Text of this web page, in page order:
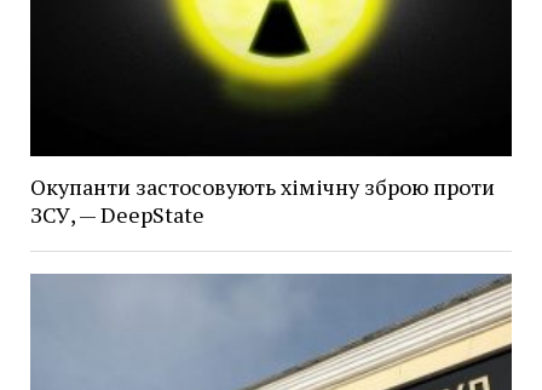
Окупанти застосовують хімічну зброю проти
ЗСУ, — DeepState